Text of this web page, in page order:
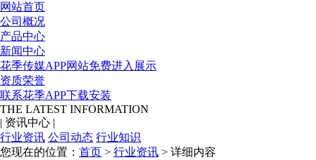
网站首页
公司概况
产品中心
新闻中心
花季传媒APP网站免费进入展示
资质荣誉
联系花季APP下载安装
THE LATEST INFORMATION
| 资讯中心 |
行业资讯 公司动态 行业知识
您现在的位置： 首页 > 行业资讯 > 详细内容